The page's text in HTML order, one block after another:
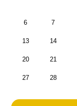
6 7
13 14
20 21
27 28